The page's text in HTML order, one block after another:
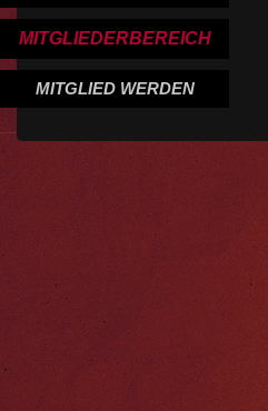
MITGLIEDERBEREICH
MITGLIED WERDEN